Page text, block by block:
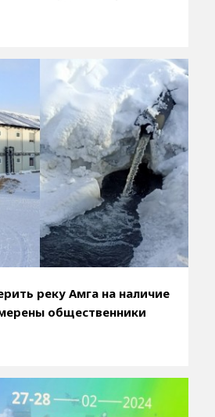
реку Амга на наличие
общественники